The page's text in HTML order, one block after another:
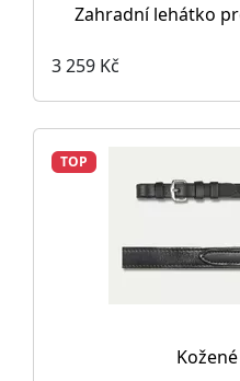
Zahradní lehátko
3 259 Kč
TOP